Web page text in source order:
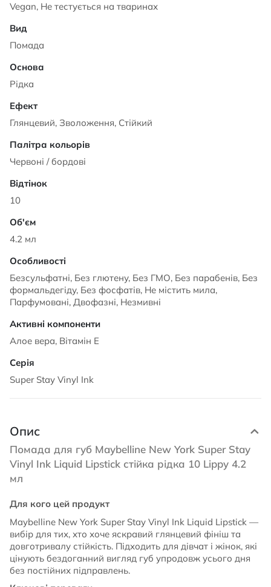
Vegan, Не тестується на тваринах
Помада
Рідка
Глянцевий, Зволоження, Стійкий
Червоні / бордові
10
4.2 мл
Безсульфатні, Без глютену, Без ГМО, Без парабенів, Без
формальдегіду, Без фосфатів, Не містить мила,
Парфумовані, Двофазні, Незмивні
Алое вера, Вітамін Е
Super Stay Vinyl Ink
Опис
Помада для губ Maybelline New York Super Stay
Vinyl Ink Liquid Lipstick стійка рідка 10 Lippy 4.2
мл
Для кого цей продукт
Maybelline New York Super Stay Vinyl Ink Liquid Lipstick —
вибір для тих, хто хоче яскравий глянцевий фініш та
довготривалу стійкість. Підходить для дівчат і жінок, які
цінують бездоганний вигляд губ упродовж усього дня
без постійних підправлень.